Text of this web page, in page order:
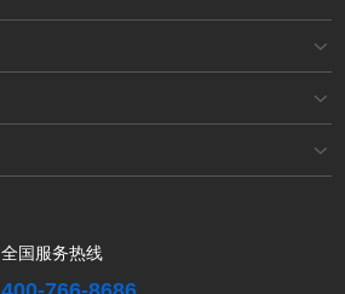
全国服务热线